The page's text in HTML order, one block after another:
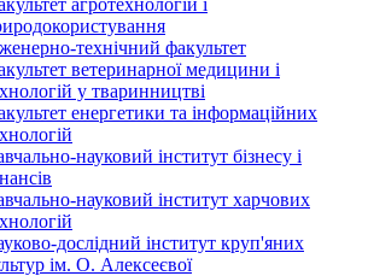
технічний факультет
ветеринарної медицини і
у тваринництві
енергетики та інформаційних
науковий інститут бізнесу і
науковий інститут харчових
дослідний інститут круп'яних
ім. О. Алексеєвої